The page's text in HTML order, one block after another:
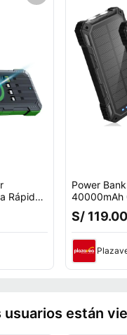
Rápida
Power
40000mAh
22.5W
Resistente
S/ 119.00
usuarios están